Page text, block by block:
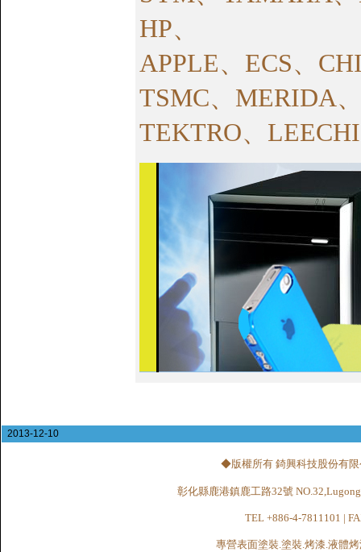
HP、
APPLE、ECS、
TSMC、MERIDA
TEKTRO、
2013-12-10
◆版權所有 錡興科技股份有限
彰化縣鹿港鎮鹿工路32號
TEL +886-4-7811101 |
專營表面塗裝.塗裝.烤漆.液體